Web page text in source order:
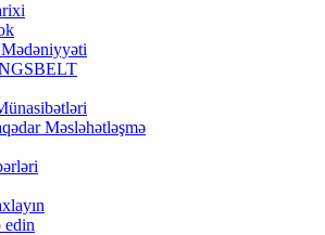
Məsləhətləşmə
edin